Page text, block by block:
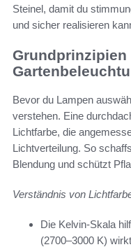
Steinel, damit du
und sicher realisieren
Bevor du Lampen
verstehen. Eine
Lichtfarbe, die
Lichtverteilung. So
Blendung und schützt
Verständnis von
Die Kelvin-Skala
(2700–3000 K)